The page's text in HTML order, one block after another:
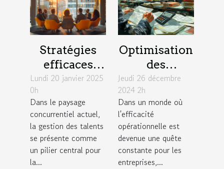
Stratégies
efficaces
pour une
gestion des
talents
durable en
entreprise
Lundi 20 janvier 2025
0h
Dans le paysage
concurrentiel actuel,
la gestion des talents
se présente comme
un pilier central pour
la...
Optimisation
des
processus de
paie en
fonction des
conventions
collectives
Jeudi 26 décembre
2024 2h
Dans un monde où
l'efficacité
opérationnelle est
devenue une quête
constante pour les
entreprises,...